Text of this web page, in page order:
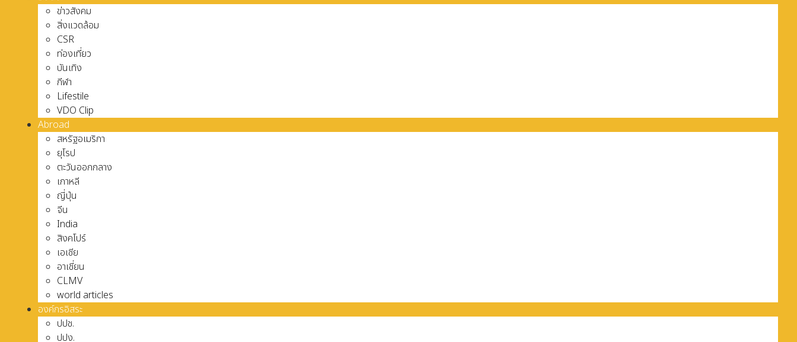
ข่าวสังคม
สิ่งแวดล้อม
CSR
ท่องเที่ยว
บันเทิง
กีฬา
Lifestile
VDO Clip
Abroad
สหรัฐอเมริกา
ยุโรป
ตะวันออกกลาง
เกาหลี
ญี่ปุ่น
จีน
India
สิงคโปร์
เอเชีย
อาเชี่ยน
CLMV
world articles
องค์กรอิสระ
ปปช.
ปปง.